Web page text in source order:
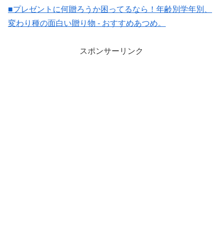
■プレゼントに何贈ろうか困ってるなら！年齢別学年別、
変わり種の面白い贈り物 - おすすめあつめ。
スポンサーリンク